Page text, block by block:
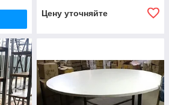
Цену уточняйте